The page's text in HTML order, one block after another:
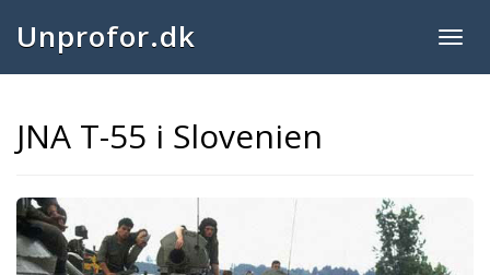
Unprofor.dk
JNA T-55 i Slovenien
Previous Next